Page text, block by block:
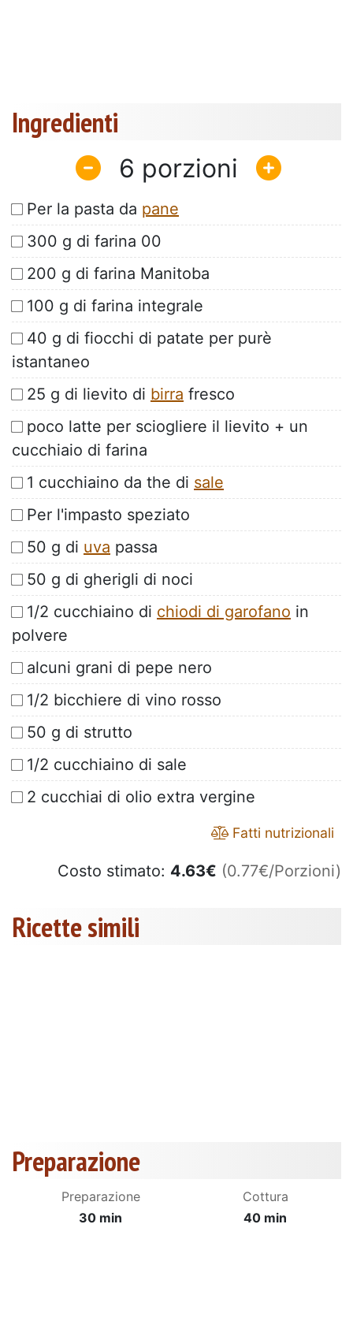
Ingredienti
6
Per la pasta da pane
300 g di farina 00
200 g di farina Manitoba
100 g di farina integrale
40 g di fiocchi di patate per purè
istantaneo
25 g di lievito di birra fresco
poco latte per sciogliere il lievito + un
cucchiaio di farina
1 cucchiaino da the di sale
Per l'impasto speziato
50 g di uva passa
50 g di gherigli di noci
1/2 cucchiaino di chiodi di garofano in
polvere
alcuni grani di pepe nero
1/2 bicchiere di vino rosso
50 g di strutto
1/2 cucchiaino di sale
2 cucchiai di olio extra vergine
Fatti nutrizionali
Costo stimato: 4.63€ (0.77€/Porzioni)
Ricette simili
Preparazione
Preparazione
30 min
Cottura
40 min